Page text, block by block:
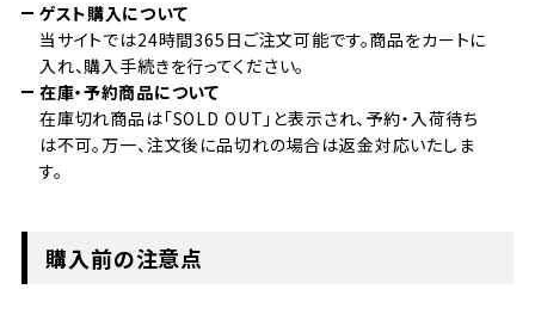
ゲスト購入について
当サイトでは24時間365日ご注文可能です。商品をカートに
入れ、購入手続きを行ってください。
在庫・予約商品について
在庫切れ商品は「SOLD OUT」と表示され、予約・入荷待ち
は不可。万一、注文後に品切れの場合は返金対応いたしま
す。
購入前の注意点